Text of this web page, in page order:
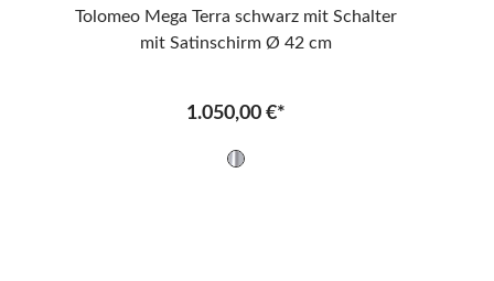
Tolomeo Mega Terra schwarz mit Schalter
mit Satinschirm Ø 42 cm
1.050,00 €*